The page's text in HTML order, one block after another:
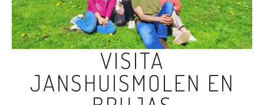
VISITA
JANSHUISMOLEN EN